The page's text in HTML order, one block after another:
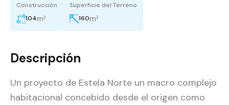
Construcción
104m²
Superficie del Terreno
160m²
Descripción
Un proyecto de Estela Norte un macro complejo
habitacional concebido desde el origen como